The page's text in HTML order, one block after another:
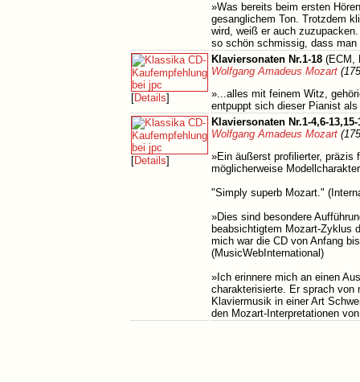
»Was bereits beim ersten
gesanglichem Ton. Trotzdem
wird, weiß er auch
so schön schmissig, dass man
[Details]
Klaviersonaten Nr.1-18 (ECM,
Wolfgang Amadeus Mozart
»...alles mit feinem Witz,
entpuppt sich dieser Pianist als
[Details]
Klaviersonaten Nr.1-4,6-
Wolfgang Amadeus Mozart
»Ein äußerst profilierter, präzis
möglicherweise
"Simply superb Mozart."
»Dies sind besondere
beabsichtigtem Mozart-Zyklus
mich war die CD von Anfang
(MusicWebInternational)
»Ich erinnere mich an einen
charakterisierte. Er sprach von
Klaviermusik in einer Art
den Mozart-Interpretationen